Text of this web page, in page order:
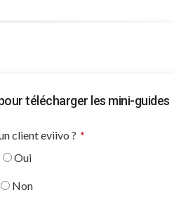
télécharger les mini-guides
client eviivo ? *
Oui
Non